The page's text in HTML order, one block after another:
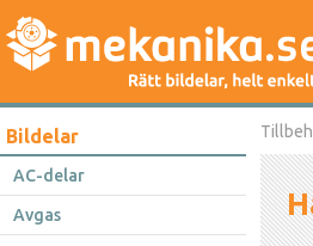
Bildelar
AC-delar
Avgas